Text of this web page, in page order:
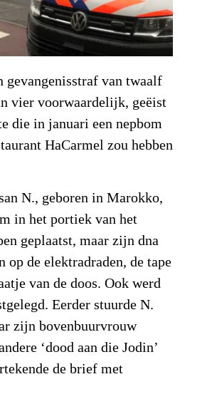
gevangenisstraf van twaalf
vier voorwaardelijk, geëist
die in januari een nepbom
HaCarmel zou hebben
N., geboren in Marokko,
in het portiek van het
geplaatst, maar zijn dna
op de elektradraden, de tape
van de doos. Ook werd
Eerder stuurde N.
zijn bovenbuurvrouw
‘dood aan die Jodin’
de brief met